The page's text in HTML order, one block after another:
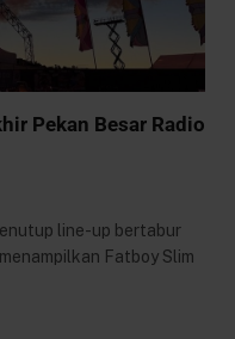
Pekan Besar Radio
line-up bertabur
Fatboy Slim